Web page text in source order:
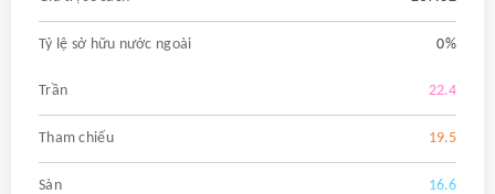
Tỷ lệ sở hữu nước ngoài 0%
Trần 22.4
Tham chiếu 19.5
Sàn 16.6